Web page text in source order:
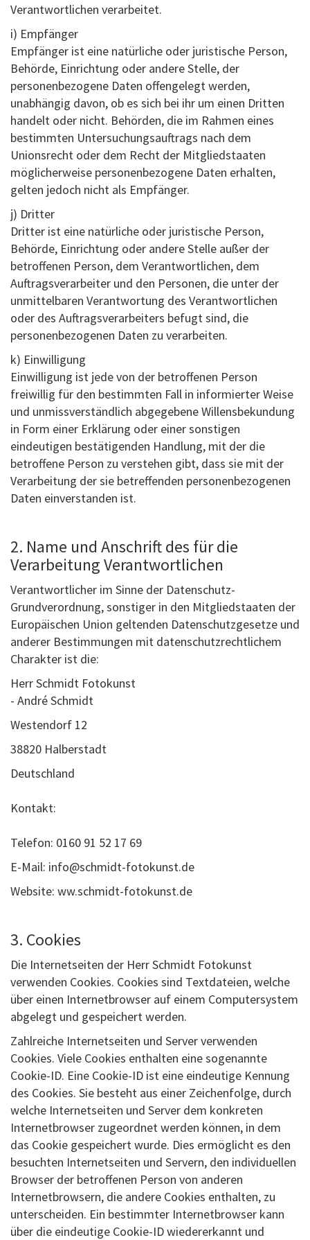
Verantwortlichen verarbeitet.
i) Empfänger
Empfänger ist eine natürliche oder juristische Person,
Behörde, Einrichtung oder andere Stelle, der
personenbezogene Daten offengelegt werden,
unabhängig davon, ob es sich bei ihr um einen Dritten
handelt oder nicht. Behörden, die im Rahmen eines
bestimmten Untersuchungsauftrags nach dem
Unionsrecht oder dem Recht der Mitgliedstaaten
möglicherweise personenbezogene Daten erhalten,
gelten jedoch nicht als Empfänger.
j) Dritter
Dritter ist eine natürliche oder juristische Person,
Behörde, Einrichtung oder andere Stelle außer der
betroffenen Person, dem Verantwortlichen, dem
Auftragsverarbeiter und den Personen, die unter der
unmittelbaren Verantwortung des Verantwortlichen
oder des Auftragsverarbeiters befugt sind, die
personenbezogenen Daten zu verarbeiten.
k) Einwilligung
Einwilligung ist jede von der betroffenen Person
freiwillig für den bestimmten Fall in informierter Weise
und unmissverständlich abgegebene Willensbekundung
in Form einer Erklärung oder einer sonstigen
eindeutigen bestätigenden Handlung, mit der die
betroffene Person zu verstehen gibt, dass sie mit der
Verarbeitung der sie betreffenden personenbezogenen
Daten einverstanden ist.
2. Name und Anschrift des für die
Verarbeitung Verantwortlichen
Verantwortlicher im Sinne der Datenschutz-
Grundverordnung, sonstiger in den Mitgliedstaaten der
Europäischen Union geltenden Datenschutzgesetze und
anderer Bestimmungen mit datenschutzrechtlichem
Charakter ist die:
Herr Schmidt Fotokunst
- André Schmidt
Westendorf 12
38820 Halberstadt
Deutschland
Kontakt:
Telefon: 0160 91 52 17 69
E-Mail: info@schmidt-fotokunst.de
Website: ww.schmidt-fotokunst.de
3. Cookies
Die Internetseiten der Herr Schmidt Fotokunst
verwenden Cookies. Cookies sind Textdateien, welche
über einen Internetbrowser auf einem Computersystem
abgelegt und gespeichert werden.
Zahlreiche Internetseiten und Server verwenden
Cookies. Viele Cookies enthalten eine sogenannte
Cookie-ID. Eine Cookie-ID ist eine eindeutige Kennung
des Cookies. Sie besteht aus einer Zeichenfolge, durch
welche Internetseiten und Server dem konkreten
Internetbrowser zugeordnet werden können, in dem
das Cookie gespeichert wurde. Dies ermöglicht es den
besuchten Internetseiten und Servern, den individuellen
Browser der betroffenen Person von anderen
Internetbrowsern, die andere Cookies enthalten, zu
unterscheiden. Ein bestimmter Internetbrowser kann
über die eindeutige Cookie-ID wiedererkannt und